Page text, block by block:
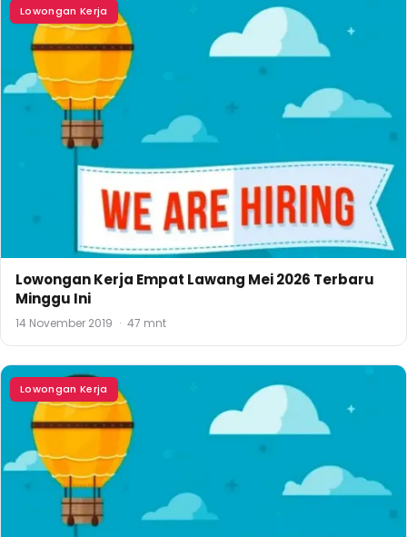
Lowongan Kerja
Lowongan Kerja Empat Lawang Mei 2026 Terbaru
Minggu Ini
14 November 2019 · 47 mnt
Lowongan Kerja